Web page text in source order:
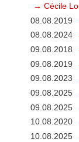
→ Cécile
08.08.2019
08.08.2024
09.08.2018
09.08.2019
09.08.2023
09.08.2025
09.08.2025
10.08.2020
10.08.2025